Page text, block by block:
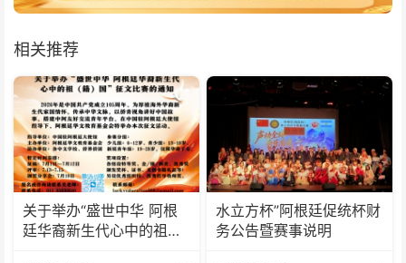
相关推荐
关于举办“盛世中华 阿根
廷华裔新生代心中的祖
水立方杯”阿根廷促统杯财
务公告暨赛事说明